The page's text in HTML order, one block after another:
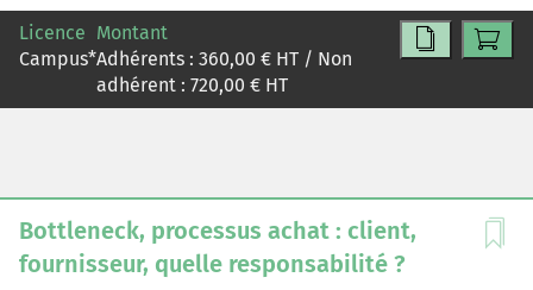
pratiques.
Licence
Campus*
Montant
Adhérents : 360,00 € HT / Non
adhérent : 720,00 € HT
Bottleneck, processus achat : client,
fournisseur, quelle responsabilité ?